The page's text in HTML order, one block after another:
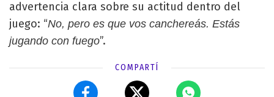
advertencia clara sobre su actitud dentro del
juego: “No, pero es que vos canchereás. Estás
jugando con fuego”.
COMPARTÍ